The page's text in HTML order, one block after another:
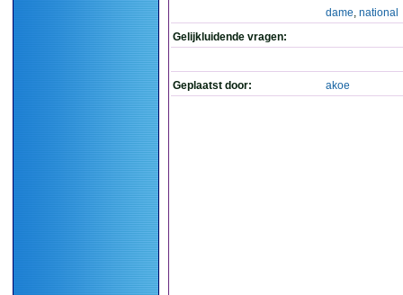
dame, national
Gelijkluidende vragen:
Geplaatst door: akoe